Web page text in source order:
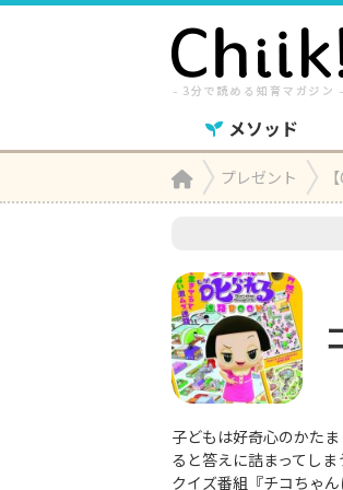
メソッド
Homeプレゼント
子どもは好奇心のかた
ると答えに詰まってし
クイズ番組『チコちゃ